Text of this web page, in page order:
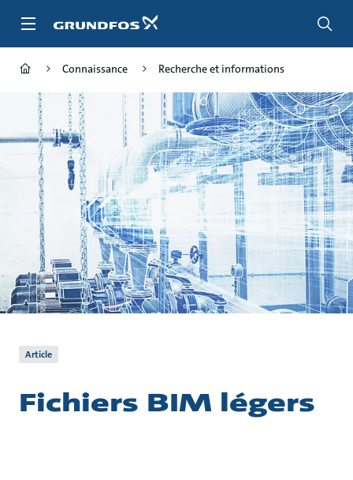
Connaissance Recherche et informations
Article
Fichiers BIM légers